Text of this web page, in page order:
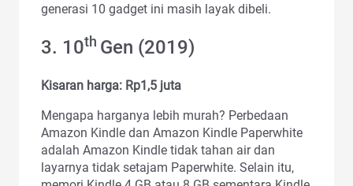
generasi 10 gadget ini masih layak dibeli.
3. 10th Gen (2019)
Kisaran harga: Rp1,5 juta
Mengapa harganya lebih murah? Perbedaan
Amazon Kindle dan Amazon Kindle Paperwhite
adalah Amazon Kindle tidak tahan air dan
layarnya tidak setajam Paperwhite. Selain itu,